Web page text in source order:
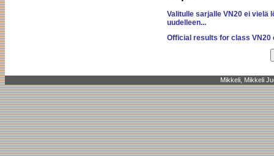
Valitulle sarjalle VN20 ei vielä
uudelleen...
Official results for class VN20
Mikkeli, Mikkeli